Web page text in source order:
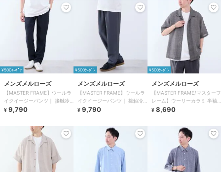
¥500ｸｰﾎﾟﾝ
メンズメルローズ
【MASTER FRAME】ウールラ
イクイージーパンツ｜ 接触冷
感 / 吸水速乾 / ウォッシャブル
¥ 9,790
¥500ｸｰﾎﾟﾝ
メンズメルローズ
【MASTER FRAME】ウールラ
イクイージーパンツ｜ 接触冷
感 / 吸水速乾 / ウォッシャブル
¥ 9,790
¥500ｸｰﾎﾟﾝ
メンズメルローズ
【MASTER FRAME/マスターフ
レーム】ウーリーカラミ 半袖
オープンカラーシャツ
¥ 8,690